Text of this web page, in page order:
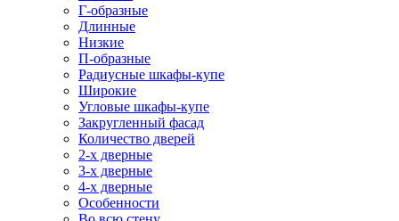
Г-образные
Длинные
Низкие
П-образные
Радиусные шкафы-купе
Широкие
Угловые шкафы-купе
Закругленный фасад
Количество дверей
2-х дверные
3-х дверные
4-х дверные
Особенности